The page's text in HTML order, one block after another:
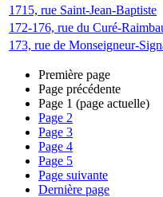
1715, rue Saint-Jean-Baptiste
172-176, rue du Curé-
173, rue de Monseigneur-
Première page
Page précédente
Page 1 (page actuelle)
Page 2
Page 3
Page 4
Page 5
Page suivante
Dernière page